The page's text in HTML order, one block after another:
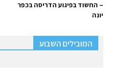
– החשוד בפיגוע הדריסה בכפר
יונה
המובילים השבוע